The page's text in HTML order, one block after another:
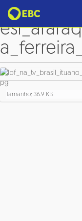
C
l
Tamanho: 36.9 KB